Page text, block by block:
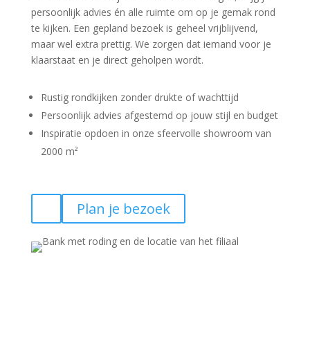
persoonlijk advies én alle ruimte om op je gemak rond
te kijken. Een gepland bezoek is geheel vrijblijvend,
maar wel extra prettig. We zorgen dat iemand voor je
klaarstaat en je direct geholpen wordt.
Rustig rondkijken zonder drukte of wachttijd
Persoonlijk advies afgestemd op jouw stijl en budget
Inspiratie opdoen in onze sfeervolle showroom van
2000 m²
Plan je bezoek